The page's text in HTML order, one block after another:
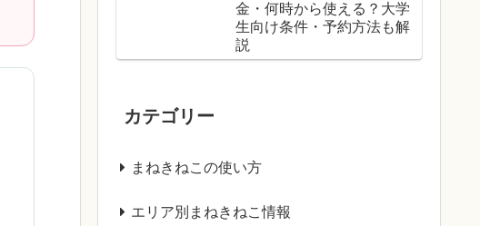
金・何時から使える？大学
生向け条件・予約方法も解
説
カテゴリー
まねきねこの使い方
エリア別まねきねこ情報